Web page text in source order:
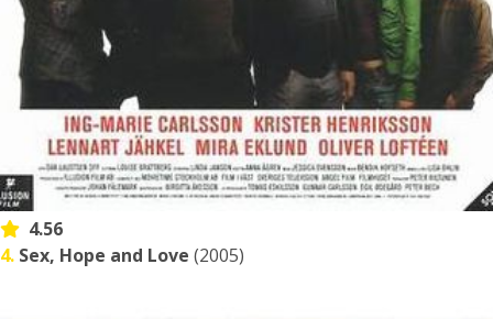
4.56
4. Sex, Hope and Love (2005)